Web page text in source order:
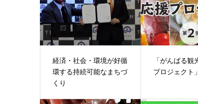
経済・社会・環境が好循
環する持続可能なまちづ
くり
「がんばる観
プロジェクト